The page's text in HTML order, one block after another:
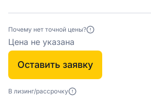
Почему нет точной цены?
Цена не указана
Оставить заявку
В лизинг/рассрочку